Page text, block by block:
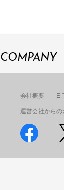
COMPANY
会社概要
運営会社からの